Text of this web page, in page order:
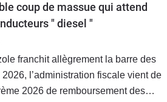
coup de massue qui attend
" diesel "
franchit allègrement la barre des
l’administration fiscale vient de
2026 de remboursement des